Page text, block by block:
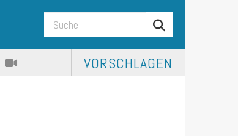
VORSCHLAGEN